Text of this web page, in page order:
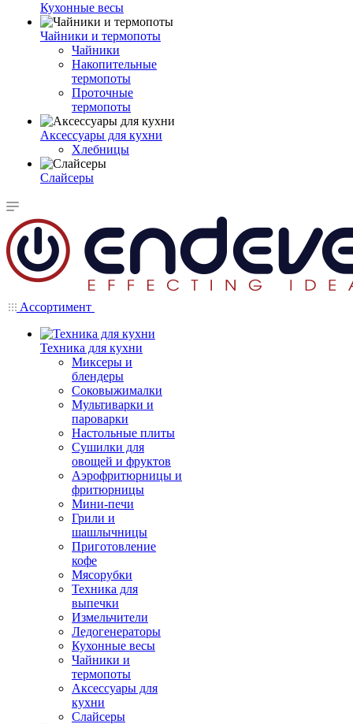
Кухонные весы
Чайники и термопоты
Чайники
Накопительные
термопоты
Проточные
термопоты
Аксессуары для кухни
Хлебницы
Слайсеры
Ассортимент
Техника для кухни
Миксеры и
блендеры
Соковыжималки
Мультиварки и
пароварки
Настольные плиты
Сушилки для
овощей и фруктов
Аэрофритюрницы и
фритюрницы
Мини-печи
Грили и
шашлычницы
Приготовление
кофе
Мясорубки
Техника для
выпечки
Измельчители
Ледогенераторы
Кухонные весы
Чайники и
термопоты
Аксессуары для
кухни
Слайсеры